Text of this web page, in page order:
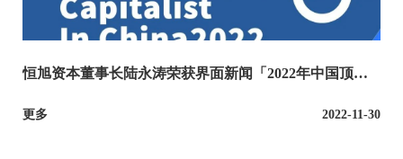
恒旭资本董事长陆永涛荣获界面新闻「2022年中国顶级
更多 2022-11-30